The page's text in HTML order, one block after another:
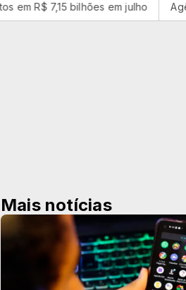
em julho Agência Nacional
Mais notícias